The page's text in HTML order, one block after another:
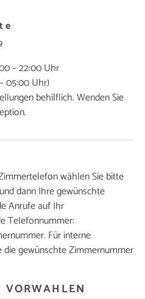
– 22:00 Uhr
05:00 Uhr)
behilflich. Wenden Sie
wählen Sie bitte
dann Ihre gewünschte
Anrufe auf Ihr
Telefonnummer:
Für interne
gewünschte Zimmernummer
VORWAHLEN